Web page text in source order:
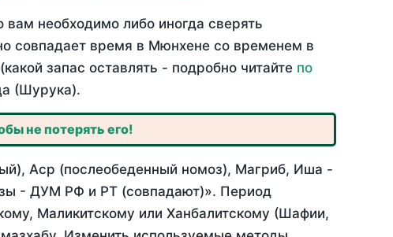
необходимо либо иногда сверять
совпадает время в Мюнхене со временем в
запас оставлять - подробно читайте по
(Шурука).
не потерять его!
Аср (послеобеденный номоз), Магриб, Иша -
- ДУМ РФ и РТ (совпадают)». Период
Маликитскому или Ханбалитскому (Шафии,